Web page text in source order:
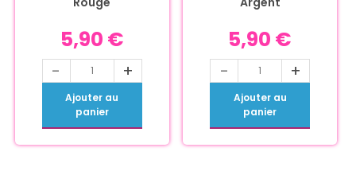
5,90 €
- +
Ajouter au
panier
5,90 €
- +
Ajouter au
panier